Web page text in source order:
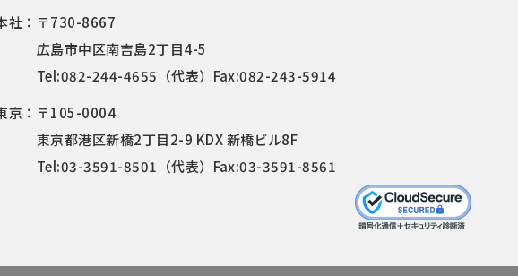
社： 〒730-8667
広島市中区南吉島2丁目4-5
Tel:082-244-4655 （代表）Fax:082-243-5914
京： 〒105-0004
東京都港区新橋2丁目2-9 KDX 新橋ビル8F
Tel:03-3591-8501 （代表）Fax:03-3591-8561